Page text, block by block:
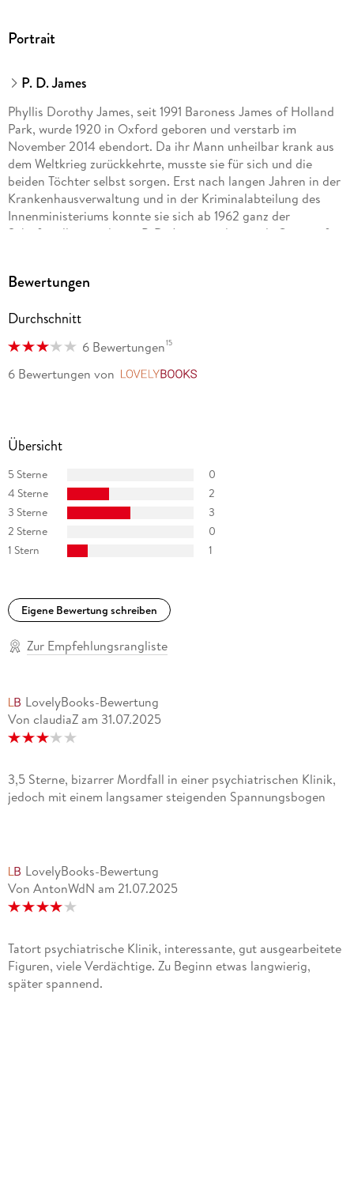
Portrait
P. D. James
Phyllis Dorothy James, seit 1991 Baroness James of Holland
Park, wurde 1920 in Oxford geboren und verstarb im
November 2014 ebendort. Da ihr Mann unheilbar krank aus
dem Weltkrieg zurückkehrte, musste sie für sich und die
beiden Töchter selbst sorgen. Erst nach langen Jahren in der
Krankenhausverwaltung und in der Kriminalabteilung des
Innenministeriums konnte sie sich ab 1962 ganz der
Schriftstellerei widmen. P. D. James, weltweit als Queen of
Fälle löst, ist in die Literaturgeschichte eingegangen.
Bewertungen
Durchschnitt
6 Bewertungen15
6 Bewertungen von
Übersicht
5 Sterne
0
4 Sterne
2
3 Sterne
3
2 Sterne
0
1 Stern
1
Eigene Bewertung schreiben
Zur Empfehlungsrangliste
LovelyBooks-Bewertung
Von claudiaZ am 31.07.2025
3,5 Sterne, bizarrer Mordfall in einer psychiatrischen Klinik,
jedoch mit einem langsamer steigenden Spannungsbogen
LovelyBooks-Bewertung
Von AntonWdN am 21.07.2025
Tatort psychiatrische Klinik, interessante, gut ausgearbeitete
Figuren, viele Verdächtige. Zu Beginn etwas langwierig,
später spannend.